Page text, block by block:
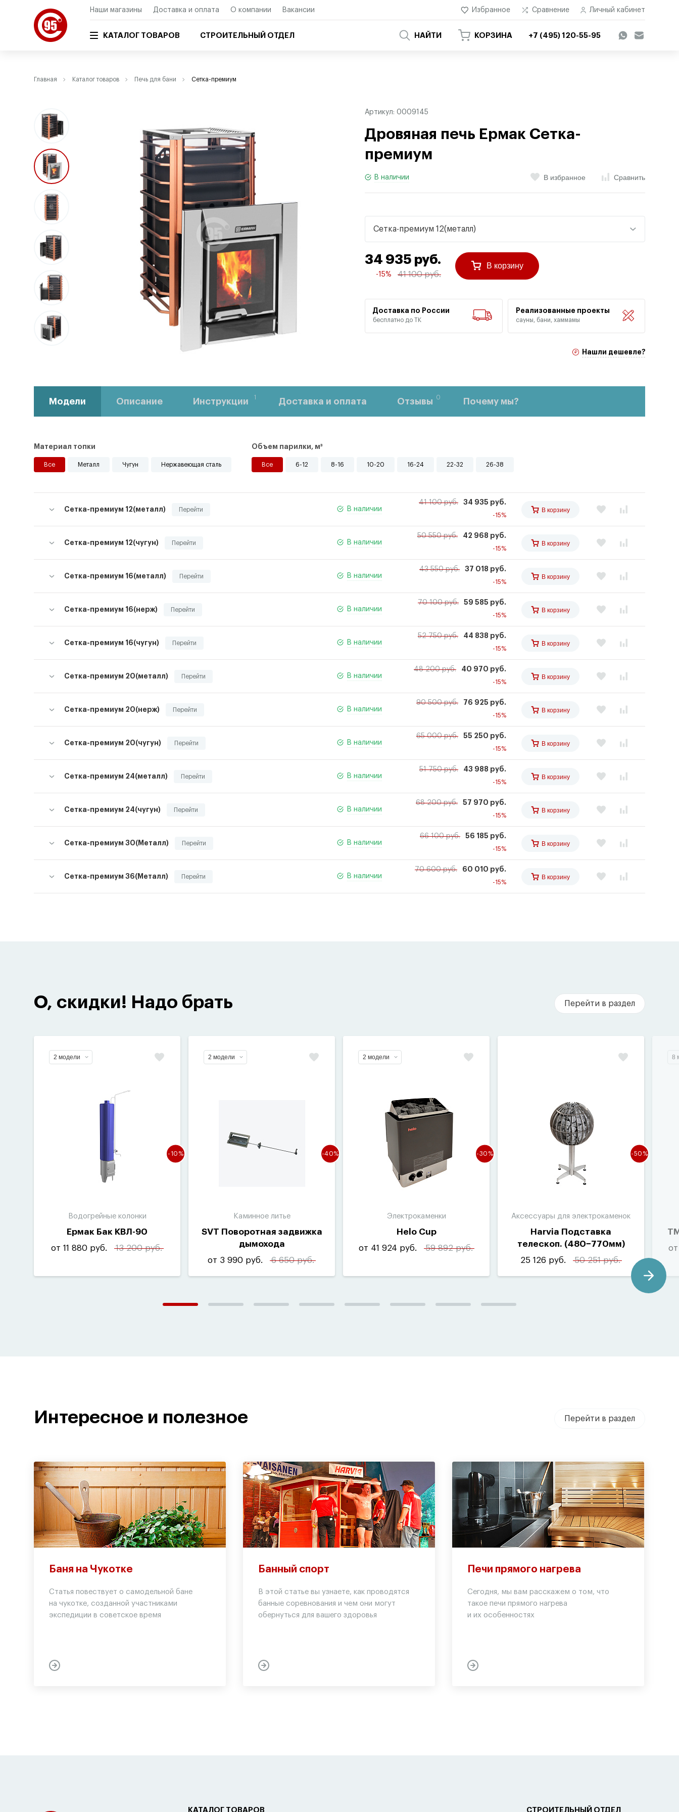
Наши магазины Доставка и оплата О компании Вакансии Избранное Сравнение Личный кабинет
КАТАЛОГ ТОВАРОВ СТРОИТЕЛЬНЫЙ ОТДЕЛ НАЙТИ КОРЗИНА +7 (495) 120-55-95
Главная Каталог товаров Печь для бани Сетка-премиум
Артикул: 0009145
Дровяная печь Ермак Сетка-
премиум
В наличии В избранное Сравнить
Сетка-премиум 12(металл)
34 935 руб.
-15% 41 100 руб.
В корзину
Доставка по России
бесплатно до ТК
Реализованные проекты
сауны, бани, хаммамы
Нашли дешевле?
Модели Описание Инструкции 1 Доставка и оплата Отзывы 0 Почему мы?
Материал топки
Все Металл Чугун Нержавеющая сталь
Объем парилки, м³
Все 6-12 8-16 10-20 16-24 22-32 26-38
Сетка-премиум 12(металл) Перейти В наличии
41 100 руб. 34 935 руб.
-15%
В корзину
Сетка-премиум 12(чугун) Перейти В наличии
50 550 руб. 42 968 руб.
-15%
В корзину
Сетка-премиум 16(металл) Перейти В наличии
43 550 руб. 37 018 руб.
-15%
В корзину
Сетка-премиум 16(нерж) Перейти В наличии
70 100 руб. 59 585 руб.
-15%
В корзину
Сетка-премиум 16(чугун) Перейти В наличии
52 750 руб. 44 838 руб.
-15%
В корзину
Сетка-премиум 20(металл) Перейти В наличии
48 200 руб. 40 970 руб.
-15%
В корзину
Сетка-премиум 20(нерж) Перейти В наличии
90 500 руб. 76 925 руб.
-15%
В корзину
Сетка-премиум 20(чугун) Перейти В наличии
65 000 руб. 55 250 руб.
-15%
В корзину
Сетка-премиум 24(металл) Перейти В наличии
51 750 руб. 43 988 руб.
-15%
В корзину
Сетка-премиум 24(чугун) Перейти В наличии
68 200 руб. 57 970 руб.
-15%
В корзину
Сетка-премиум 30(Металл) Перейти В наличии
66 100 руб. 56 185 руб.
-15%
В корзину
Сетка-премиум 36(Металл) Перейти В наличии
70 600 руб. 60 010 руб.
-15%
В корзину
О, скидки! Надо брать Перейти в раздел
2 модели
-10%
Водогрейные колонки
Ермак Бак КВЛ-90
от 11 880 руб.
13 200 руб.
2 модели
-40%
Каминное литье
SVT Поворотная задвижка
дымохода
от 3 990 руб.
6 650 руб.
2 модели
-30%
Электрокаменки
Helo Cup
от 41 924 руб.
59 892 руб.
-50%
Аксессуары для электрокаменок
Harvia Подставка
телескоп. (480−770мм)
для Globe HGL3
25 126 руб. 50 251 руб.
8
Интересное и полезное Перейти в раздел
Баня на Чукотке
Статья повествует о самодельной бане
на чукотке, созданной участниками
экспедиции в советское время
Банный спорт
В этой статье вы узнаете, как проводятся
банные соревнования и чем они могут
обернуться для вашего здоровья
Печи прямого нагрева
Сегодня, мы вам расскажем о том, что
такое печи прямого нагрева
и их особенностях
КАТАЛОГ ТОВАРОВ СТРОИТЕЛЬНЫЙ ОТДЕЛ